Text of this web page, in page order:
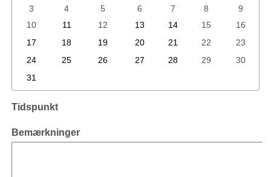
3
4 5 6 7 8
9
10
11 12 13 14 15
16
17
18 19 20 21 22
23
24
25 26 27 28 29
30
31
Tidspunkt
Bemærkninger